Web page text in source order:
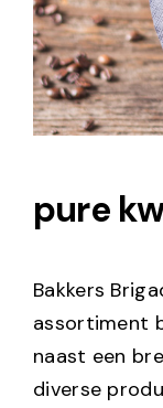
pure
Bakkers
assortiment
naast een
diverse